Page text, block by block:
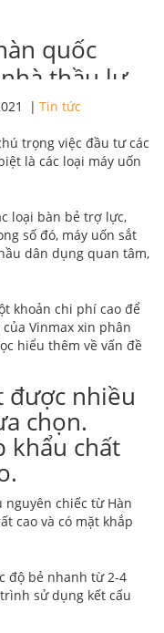
quốc
thầu lựa
| Tin tức
trọng việc đầu tư các
là các loại máy uốn
loại bàn bẻ trợ lực,
số đó, máy uốn sắt
dân dụng quan tâm,
khoản chi phí cao để
Vinmax xin phân
hiểu thêm về vấn đề
được nhiều
chọn.
khẩu chất
nguyên chiếc từ Hàn
cao và có mặt khắp
độ bẻ nhanh từ 2-4
sử dụng kết cấu